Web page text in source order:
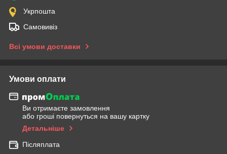
Укрпошта
Самовивіз
Всі умови доставки
Умови оплати
Ви отримаєте замовлення
або гроші повернуться на вашу картку
Детальніше
Післяплата